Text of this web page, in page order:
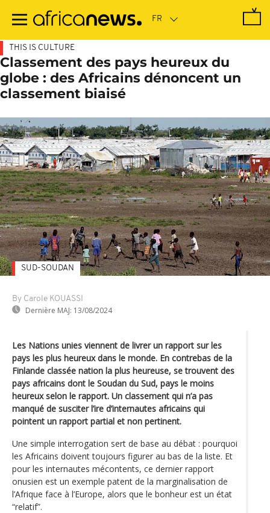
contenu
THIS IS CULTURE
Classement des pays heureux du
globe : des Africains dénoncent un
classement biaisé
By Carole KOUASSI
Dernière MAJ: 13/08/2024
SUD-SOUDAN
Les Nations unies viennent de livrer un rapport sur les
pays les plus heureux dans le monde. En contrebas de la
Finlande classée nation la plus heureuse, se trouvent des
pays africains dont le Soudan du Sud, pays le moins
heureux selon le rapport. Un classement qui n’a pas
manqué de susciter l’ire d’internautes africains qui
pointent un rapport partial et non pertinent.
Une simple interrogation sert de base au débat : pourquoi
les Africains doivent toujours figurer au bas de la liste. Et
pour les internautes mécontents, ce dernier rapport
onusien est un exemple patent de la marginalisation de
l’Afrique face à l’Europe, alors que le bonheur est un état
“relatif”.